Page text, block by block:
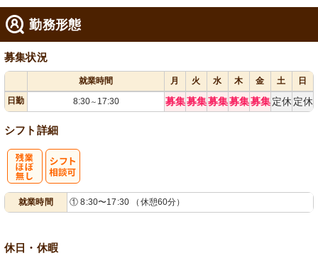
勤務形態
募集状況
就業時間 月 火 水 木 金 土
日
日勤
8:30～ 17:30 募集募集募集募集募集 定休 定休
シフト詳細
就業時間 ① 8:30〜17:30 （休憩60分）
休日・休暇